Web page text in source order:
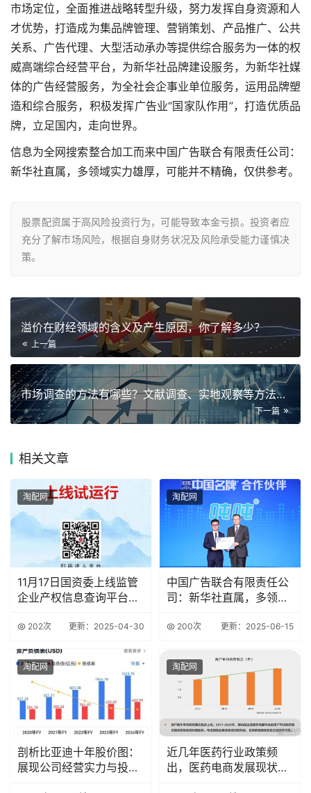
市场定位，全面推进战略转型升级，努力发挥自身资源和人
才优势，打造成为集品牌管理、营销策划、产品推广、公共
关系、广告代理、大型活动承办等提供综合服务为一体的权
威高端综合经营平台，为新华社品牌建设服务，为新华社媒
体的广告经营服务，为全社会企事业单位服务，运用品牌塑
造和综合服务，积极发挥广告业“国家队作用”，打造优质品
牌，立足国内，走向世界。
信息为全网搜索整合加工而来中国广告联合有限责任公司：
新华社直属，多领域实力雄厚，可能并不精确，仅供参考。
股票配资属于高风险投资行为，可能导致本金亏损。投资者应
充分了解市场风险，根据自身财务状况及风险承受能力谨慎决
策。
溢价在财经领域的含义及产生原因，你了解多少？
上一篇
市场调查的方法有哪些？文献调查、实地观察等方法介绍
下一篇
相关文章
淘配网
11月17日国资委上线监管
企业产权信息查询平台，
202次 更新：2025-04-30
淘配网
中国广告联合有限责任公
司：新华社直属，多领域
200次 更新：2025-06-15
淘配网
剖析比亚迪十年股价图：
展现公司经营实力与投资
淘配网
近几年医药行业政策频
出，医药电商发展现状如